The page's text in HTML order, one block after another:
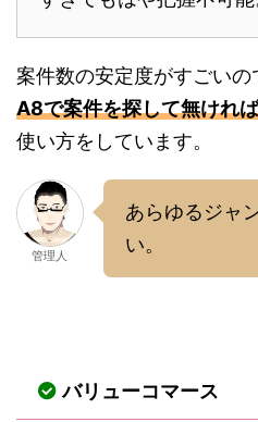
案件数の安定度がすごいの
A8で案件を探して無けれ
使い方をしています。
管理人
あらゆるジャ
い。
バリューコマース